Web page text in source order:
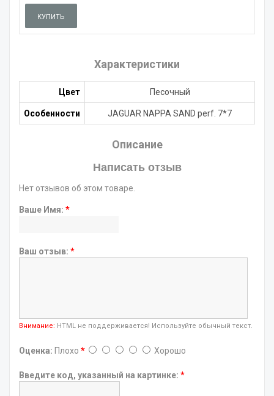
КУПИТЬ
Характеристики
Цвет Песочный
Особенности JAGUAR NAPPA SAND perf. 7*7
Описание
Написать отзыв
Нет отзывов об этом товаре.
Ваше Имя: *
Ваш отзыв: *
Внимание: HTML не поддерживается! Используйте обычный текст.
Оценка: Плохо * Хорошо
Введите код, указанный на картинке: *